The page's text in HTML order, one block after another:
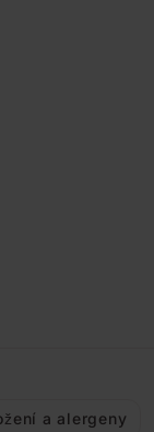
a alergeny